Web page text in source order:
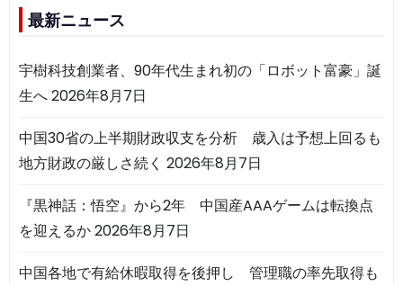
最新ニュース
宇樹科技創業者、90年代生まれ初の「ロボット富豪」誕
生へ2026年8月7日
中国30省の上半期財政収支を分析 歳入は予想上回るも
地方財政の厳しさ続く 2026年8月7日
『黒神話：悟空』から2年 中国産AAAゲームは転換点
を迎えるか2026年8月7日
中国各地で有給休暇取得を後押し 管理職の率先取得も